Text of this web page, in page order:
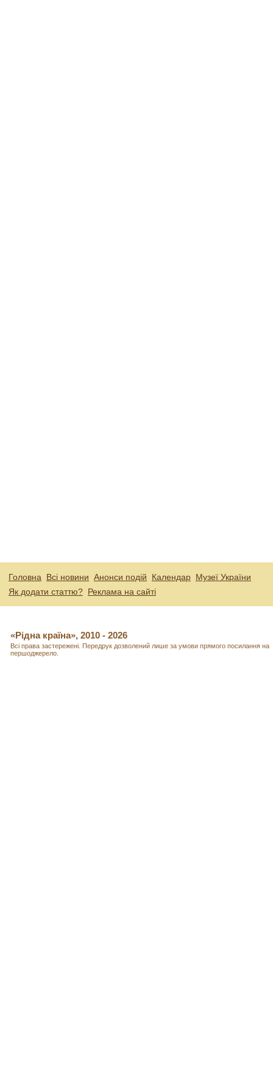
Головна Всі новини Анонси подій Календар Музеї України
Як додати статтю? Реклама на сайті
«Рідна країна», 2010 - 2026
Всі права застережені. Передрук дозволений лише за умови прямого посилання на
першоджерело.